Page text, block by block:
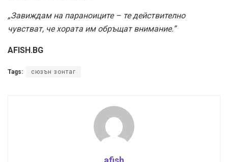
„Завиждам на параноиците – те действително
чувстват, че хората им обръщат внимание.”
AFISH.BG
Tags: сюзън зонтаг